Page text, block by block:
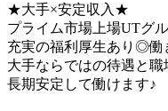
★大手×安定収入★
プライム市場上場UTグル
充実の福利厚生あり◎働
大手ならではの待遇と
長期安定して働けます♪